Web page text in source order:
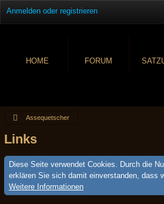
Anmelden oder registrieren
HOME FORUM
Assequetscher
Links
Diese Seite verwendet Cookies. Durch die
erklären Sie sich damit einverstanden, dass
Weitere Informationen